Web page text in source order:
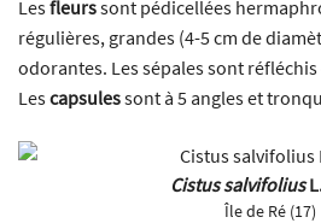
Lesfleurssont pédicellées
régulières, grandes (4-5 cm de
odorantes. Les sépales sont
Lescapsulessont à 5 angles et
Cistus salvifolius
Île de Ré (17)